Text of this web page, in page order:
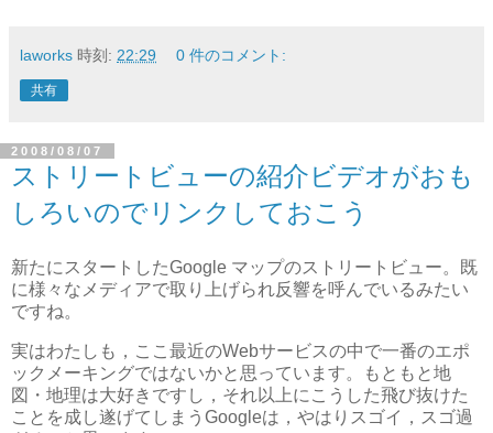
laworks 時刻: 22:29 0 件のコメント:
共有
2008/08/07
ストリートビューの紹介ビデオがおも
しろいのでリンクしておこう
新たにスタートしたGoogle マップのストリートビュー。既
に様々なメディアで取り上げられ反響を呼んでいるみたい
ですね。
実はわたしも，ここ最近のWebサービスの中で一番のエポ
ックメーキングではないかと思っています。もともと地
図・地理は大好きですし，それ以上にこうした飛び抜けた
ことを成し遂げてしまうGoogleは，やはりスゴイ，スゴ過